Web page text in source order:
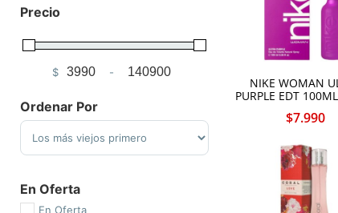
90 ml
Precio
$ Minimum Price
-
Maximum Price
Ordenar Por
Sort Products
En Oferta
En Oferta
NIKE WOMAN
PURPLE EDT
$7.990